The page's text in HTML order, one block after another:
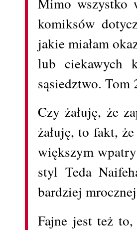
komiksów
jakie miałam
lub ciekawych
sąsiedztwo.
Czy żałuję, że
żałuję, to fakt,
większym
styl Teda
bardziej
Fajne jest też